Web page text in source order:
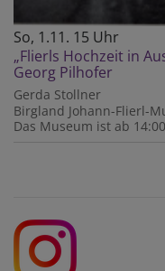
So, 1.11. 15 Uhr
„Flierls Hochzeit in
Georg Pilhofer
Gerda Stollner
Birgland Johann-Flierl-
Das Museum ist ab